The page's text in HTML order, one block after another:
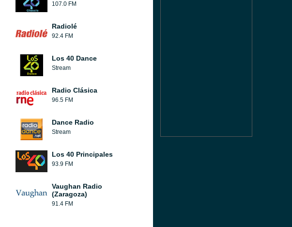
107.0 FM
Radiolé
92.4 FM
Los 40 Dance
Stream
Radio Clásica
96.5 FM
Dance Radio
Stream
Los 40 Principales
93.9 FM
Vaughan Radio
(Zaragoza)
91.4 FM